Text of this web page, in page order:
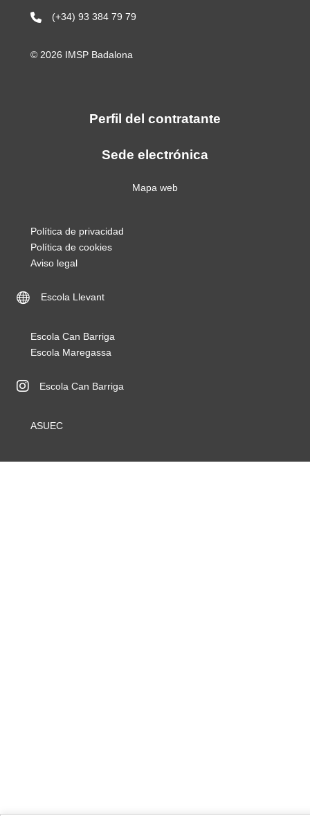
(+34) 93 384 79 79
© 2026 IMSP Badalona
Perfil del contratante
Sede electrónica
Mapa web
Política de privacidad
Política de cookies
Aviso legal
Escola Llevant Webpage
Escola Llevant
Escola Can Barriga
Escola Maregassa
Escola Can Barriga
ASUEC